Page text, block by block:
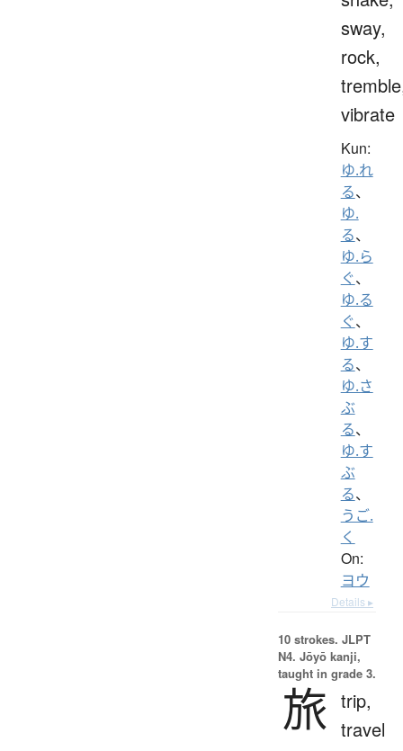
sway,
rock,
vibrate
Kun:
ゆ.れ
る、
ゆ.
る、
ゆ.ら
ぐ、
ゆ.る
ぐ、
ゆ.す
る、
ゆ.さ
ぶ
る、
ゆ.す
ぶ
る、
うご.
く
On:
ヨウ
Details ▸
10 strokes. JLPT
N4. Jōyō kanji,
taught in grade 3.
旅 trip,
travel